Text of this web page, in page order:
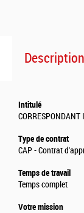
Intitulé
Type de contrat
CAP - Contrat
Temps de travail
Temps complet
Votre mission